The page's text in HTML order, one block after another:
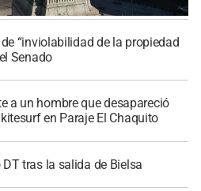
“inviolabilidad de la propiedad
Senado
a un hombre que desapareció
en Paraje El Chaquito
tras la salida de Bielsa